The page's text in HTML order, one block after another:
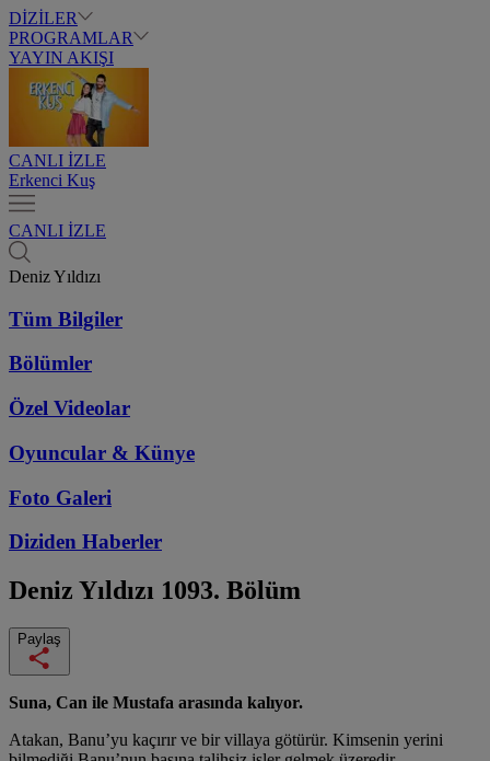
DİZİLER
PROGRAMLAR
YAYIN AKIŞI
CANLI İZLE
Erkenci Kuş
CANLI İZLE
Deniz Yıldızı
Tüm Bilgiler
Bölümler
Özel Videolar
Oyuncular & Künye
Foto Galeri
Diziden Haberler
Deniz Yıldızı 1093. Bölüm
Paylaş
Suna, Can ile Mustafa arasında kalıyor.
Atakan, Banu’yu kaçırır ve bir villaya götürür. Kimsenin yerini